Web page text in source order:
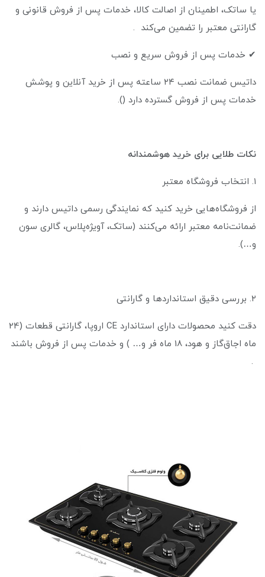
یا ساتک، اطمینان از اصالت کالا، خدمات پس از فروش قانونی و
گارانتی معتبر را تضمین می‌کند .
✔ خدمات پس از فروش سریع و نصب
داتیس ضمانت نصب ۲۴ ساعته پس از خرید آنلاین و پوشش
خدمات پس از فروش گسترده دارد ().
نکات طلایی برای خرید هوشمندانه
۱. انتخاب فروشگاه معتبر
از فروشگاه‌هایی خرید کنید که نمایندگی رسمی داتیس دارند و
ضمانت‌نامه معتبر ارائه می‌کنند (ساتک، آویژه‌پلاس، گالری سون
و…).
۲. بررسی دقیق استانداردها و گارانتی
دقت کنید محصولات دارای استاندارد CE اروپا، گارانتی قطعات (24
ماه اجاق‌گاز و هود، 18 ماه فر و… ) و خدمات پس از فروش باشند
.